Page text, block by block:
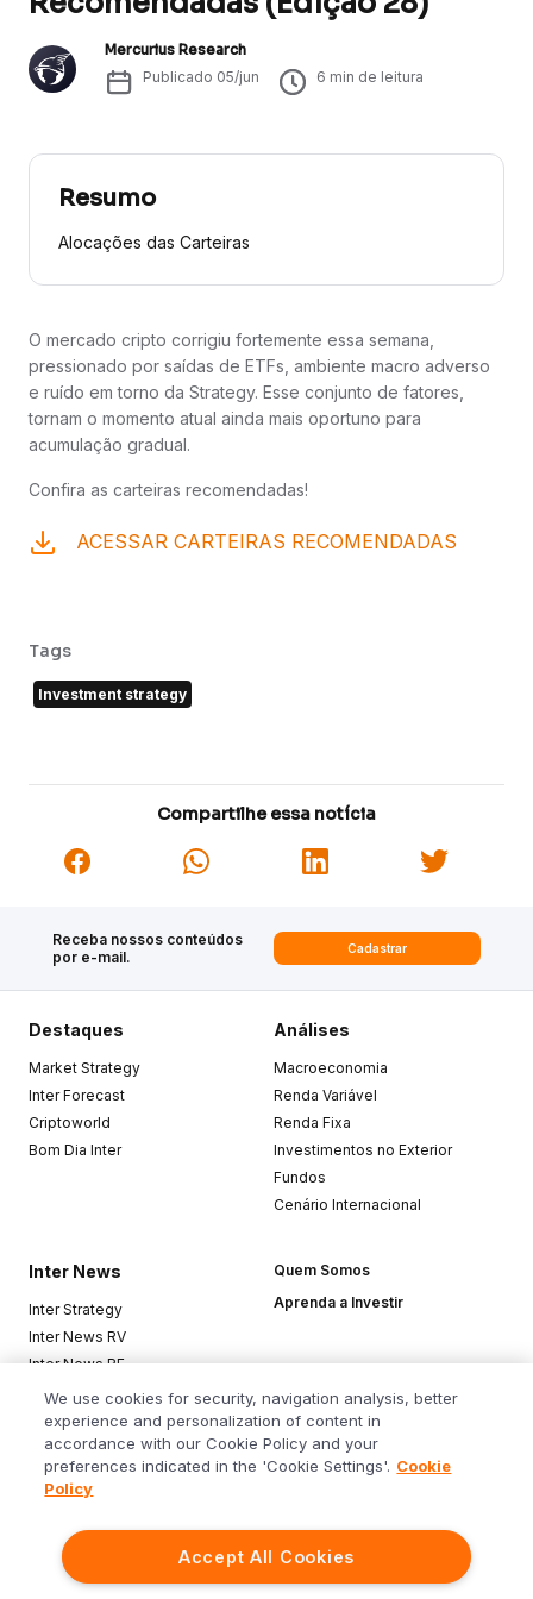
Mercurius Research
Publicado 05/jun 6 min de leitura
Resumo
Alocações das Carteiras
O mercado cripto corrigiu fortemente essa semana,
pressionado por saídas de ETFs, ambiente macro adverso
e ruído em torno da Strategy. Esse conjunto de fatores,
tornam o momento atual ainda mais oportuno para
acumulação gradual.
Confira as carteiras recomendadas!
ACESSAR CARTEIRAS RECOMENDADAS
Tags
Investment strategy
Compartilhe essa notícia
Receba nossos conteúdos
por e-mail.
Cadastrar
Siga o Inter
Destaques
Market Strategy
Inter Forecast
Criptoworld
Bom Dia Inter
Análises
Macroeconomia
Renda Variável
Renda Fixa
Investimentos no Exterior
Fundos
Cenário Internacional
Inter News
Inter Strategy
Inter News RV
Inter News RF
Top Funds
Quem Somos
Aprenda a Investir
Baixe o app
We use cookies for security, navigation analysis, better
experience and personalization of content in
accordance with our Cookie Policy and your
preferences indicated in the 'Cookie Settings'. Cookie
Policy
Accept All Cookies